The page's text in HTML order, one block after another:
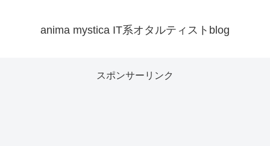
anima mystica IT系オタルティストblog
スポンサーリンク